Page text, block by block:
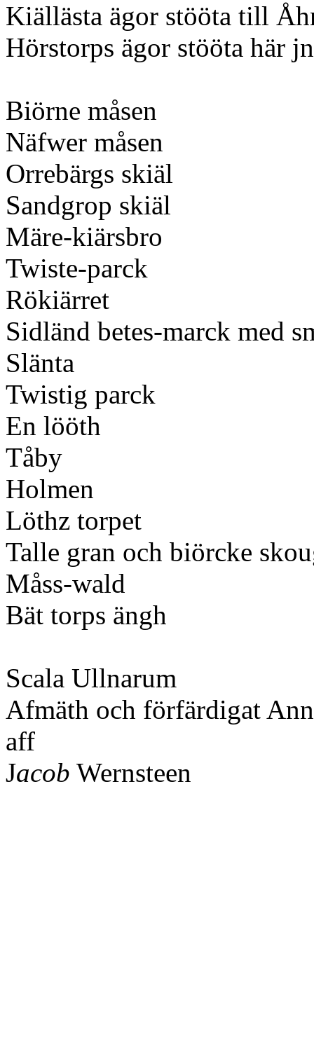
Kiällästa ägor stööta till
Hörstorps ägor stööta här
Biörne måsen
Näfwer måsen
Orrebärgs skiäl
Sandgrop skiäl
Märe-kiärsbro
Twiste-parck
Rökiärret
Sidländ betes-marck med
Slänta
Twistig parck
En lööth
Tåby
Holmen
Löthz torpet
Talle gran och biörcke
Måss-wald
Bät torps ängh
Scala Ullnarum
Afmäth och förfärdigat
aff
Jacob Wernsteen